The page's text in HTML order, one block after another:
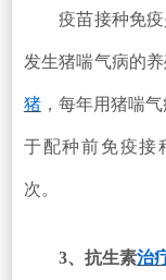
疫苗接种免疫
发生猪喘气病的
猪，每年用猪喘
于配种前免疫接
次。
3、抗生素治